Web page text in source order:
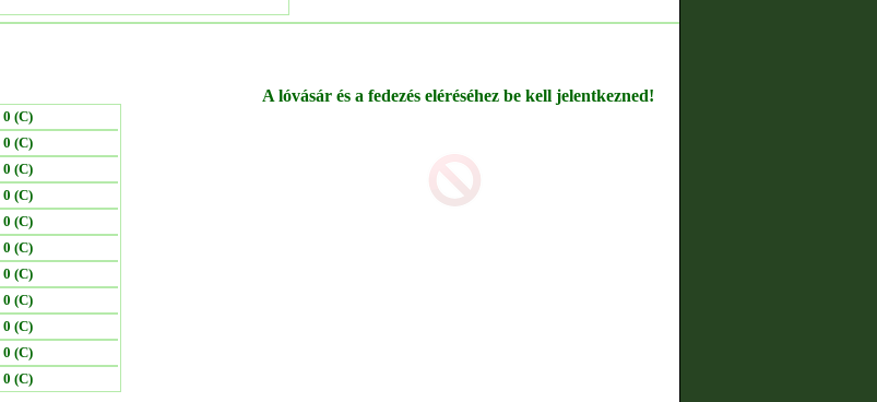
0 (C)
0 (C)
0 (C)
0 (C)
0 (C)
0 (C)
0 (C)
0 (C)
0 (C)
0 (C)
0 (C)
A lóvásár és a fedezés eléréséhez be kell jelentkezned!